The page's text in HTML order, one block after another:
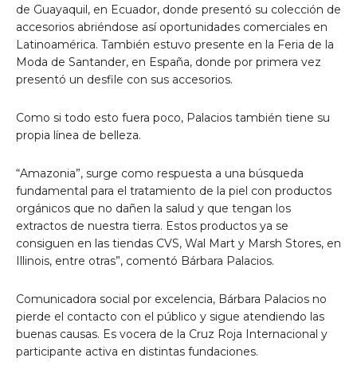
de Guayaquil, en Ecuador, donde presentó su colección de
accesorios abriéndose así oportunidades comerciales en
Latinoamérica. También estuvo presente en la Feria de la
Moda de Santander, en España, donde por primera vez
presentó un desfile con sus accesorios.
Como si todo esto fuera poco, Palacios también tiene su
propia línea de belleza.
“Amazonia”, surge como respuesta a una búsqueda
fundamental para el tratamiento de la piel con productos
orgánicos que no dañen la salud y que tengan los
extractos de nuestra tierra. Estos productos ya se
consiguen en las tiendas CVS, Wal Mart y Marsh Stores, en
Illinois, entre otras”, comentó Bárbara Palacios.
Comunicadora social por excelencia, Bárbara Palacios no
pierde el contacto con el público y sigue atendiendo las
buenas causas. Es vocera de la Cruz Roja Internacional y
participante activa en distintas fundaciones.